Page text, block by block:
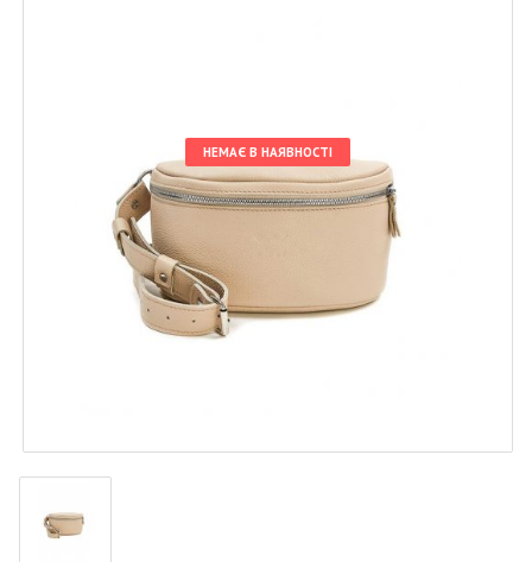
НЕМАЄ В НАЯВНОСТІ